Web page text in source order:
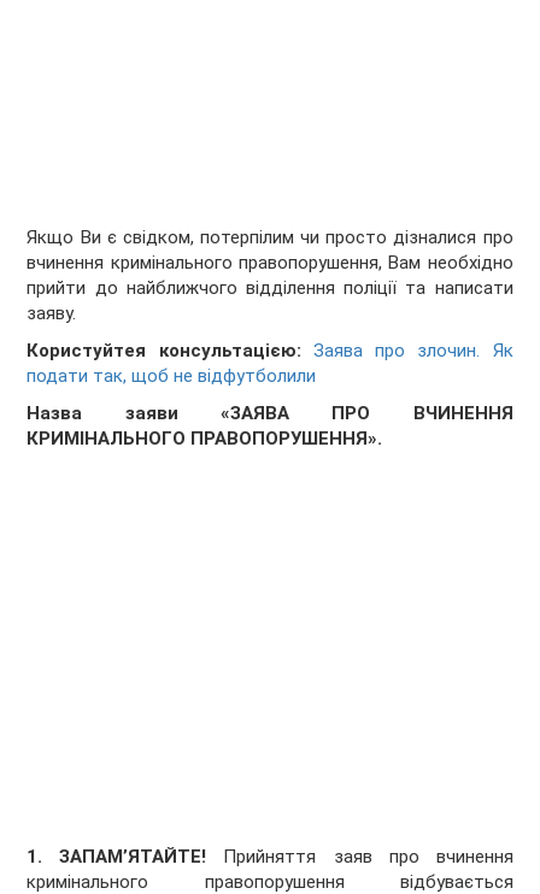
Якщо Ви є свідком, потерпілим чи просто дізналися про
вчинення кримінального правопорушення, Вам необхідно
прийти до найближчого відділення поліції та написати
заяву.
Користуйтея консультацією:
Заява про злочин. Як
подати так, щоб не відфутболили
Назва заяви «ЗАЯВА ПРО ВЧИНЕННЯ
КРИМІНАЛЬНОГО ПРАВОПОРУШЕННЯ».
1. ЗАПАМ’ЯТАЙТЕ! Прийняття заяв про вчинення
кримінального правопорушення відбувається